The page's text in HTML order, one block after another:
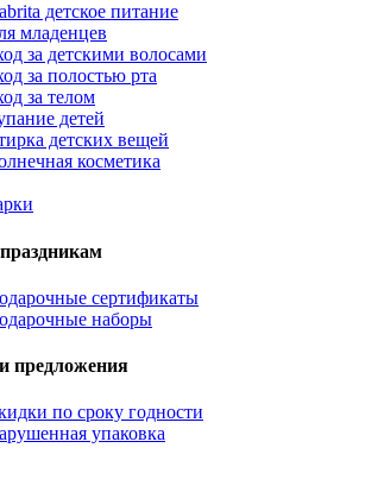
детское питание
младенцев
за детскими волосами
за полостью рта
за телом
детей
детских вещей
косметика
сертификаты
наборы
предложения
по сроку годности
упаковка